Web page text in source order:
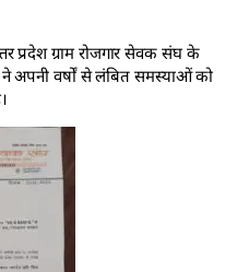
प्रदेश ग्राम रोजगार सेवक संघ के
अपनी वर्षों से लंबित समस्याओं को